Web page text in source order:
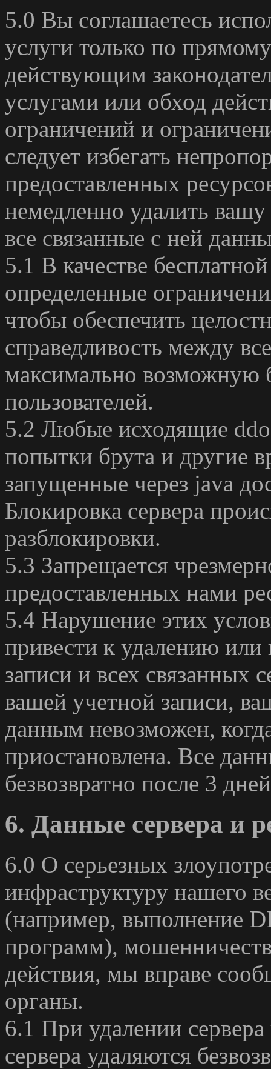
5.0 Вы соглашаетесь
услуги только по
действующим
услугами или обход
ограничений и
следует избегать
предоставленных
немедленно удалить
все связанные с ней
5.1 В качестве
определенные
чтобы обеспечить
справедливость между
максимально возможную
пользователей.
5.2 Любые исходящие
попытки брута и другие
запущенные через java
Блокировка сервера
разблокировки.
5.3 Запрещается
предоставленных нами
5.4 Нарушение этих
привести к удалению или
записи и всех связанных
вашей учетной записи,
данным невозможен,
приостановлена. Все
безвозвратно после 3
6. Данные сервера и
6.0 О серьезных
инфраструктуру нашего
(например, выполнение
программ),
действия, мы вправе
органы.
6.1 При удалении
сервера удаляются